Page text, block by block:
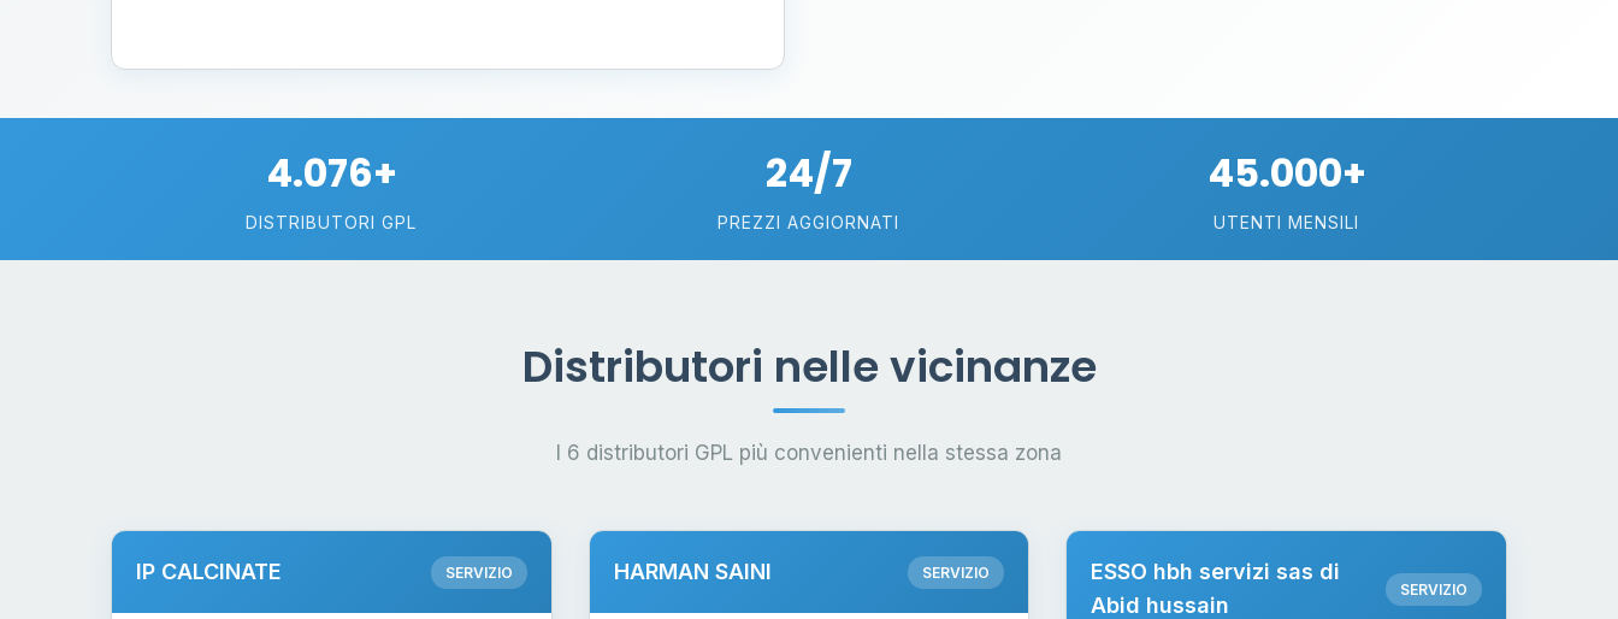
4.076+
DISTRIBUTORI GPL
24/7
PREZZI AGGIORNATI
45.000+
UTENTI MENSILI
Distributori nelle vicinanze
I 6 distributori GPL più convenienti nella stessa zona
IP CALCINATE SERVIZIO HARMAN SAINI SERVIZIO
ESSO hbh servizi sas di
Abid hussain
SERVIZIO